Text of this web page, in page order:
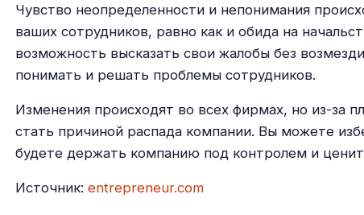
Чувство неопределенности и непонимания
ваших сотрудников, равно как и обида на
возможность высказать свои жалобы без
понимать и решать проблемы сотрудников.
Изменения происходят во всех фирмах, но из-за
стать причиной распада компании. Вы можете
будете держать компанию под контролем и
Источник: entrepreneur.com